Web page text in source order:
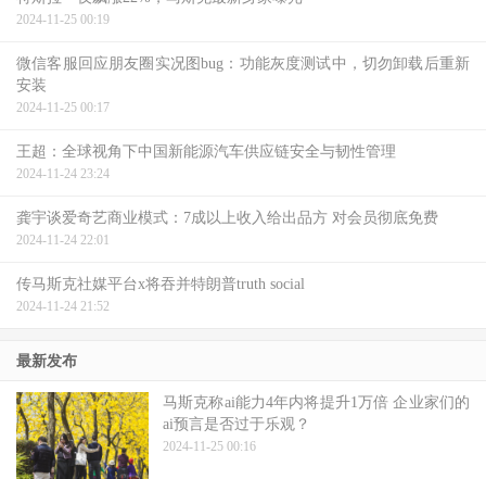
2024-11-25 00:19
微信客服回应朋友圈实况图bug：功能灰度测试中，切勿卸载后重新
安装
2024-11-25 00:17
王超：全球视角下中国新能源汽车供应链安全与韧性管理
2024-11-24 23:24
龚宇谈爱奇艺商业模式：7成以上收入给出品方 对会员彻底免费
2024-11-24 22:01
传马斯克社媒平台x将吞并特朗普truth social
2024-11-24 21:52
最新发布
马斯克称ai能力4年内将提升1万倍 企业家们的
ai预言是否过于乐观？
2024-11-25 00:16